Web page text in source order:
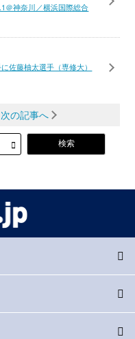
＠神奈川／横浜国際総合
佐藤柚太選手（専修大）
次の記事へ